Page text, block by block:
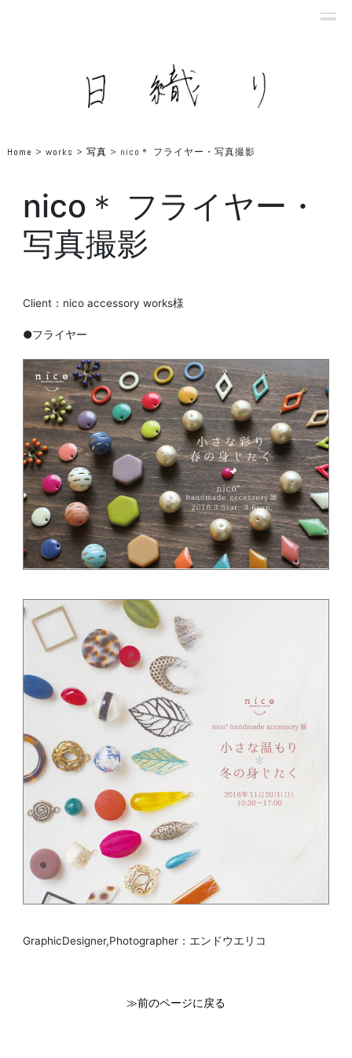
Home > works > 写真 > nico＊ フライヤー・写真撮影
nico＊ フライヤー・
写真撮影
Client：nico accessory works様
●フライヤー
GraphicDesigner,Photographer：エンドウエリコ
≫前のページに戻る